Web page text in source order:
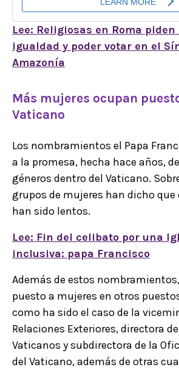
Lee: Religiosas en Roma
igualdad y poder votar en el
Amazonía
Más mujeres ocupan
Vaticano
Los nombramientos el Papa
a la promesa, hecha hace años,
géneros dentro del Vaticano.
grupos de mujeres han dicho
han sido lentos.
Lee: Fin del celibato por una
inclusiva: papa Francisco
Además de estos
puesto a mujeres en otros
como ha sido el caso de la
Relaciones Exteriores, directora
Vaticanos y subdirectora de la
del Vaticano, además de otras